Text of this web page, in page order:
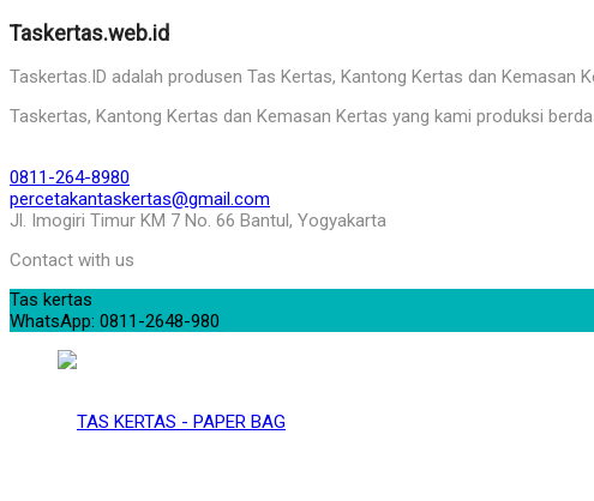
Taskertas.web.id
Taskertas.ID adalah produsen Tas Kertas, Kantong Kertas dan Kemasan
Taskertas, Kantong Kertas dan Kemasan Kertas yang kami produksi
0811-264-8980
percetakantaskertas@gmail.com
Jl. Imogiri Timur KM 7 No. 66 Bantul, Yogyakarta
Contact with us
Tas kertas
WhatsApp: 0811-2648-980